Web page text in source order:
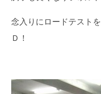
念入りにロードテスト
Ｄ！